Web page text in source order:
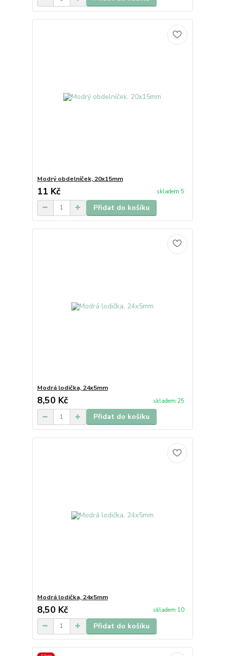
Modrý obdelníček, 20x15mm
11 Kč skladem 5
Přidat do košíku
Modrá lodička, 24x5mm
8,50 Kč skladem 25
Přidat do košíku
Modrá lodička, 24x5mm
8,50 Kč skladem 10
Přidat do košíku